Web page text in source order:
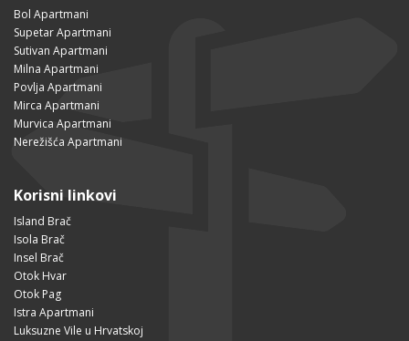
Bol Apartmani
Supetar Apartmani
Sutivan Apartmani
Milna Apartmani
Povlja Apartmani
Mirca Apartmani
Murvica Apartmani
Nerežišća Apartmani
Korisni linkovi
Island Brač
Isola Brač
Insel Brač
Otok Hvar
Otok Pag
Istra Apartmani
Luksuzne Vile u Hrvatskoj